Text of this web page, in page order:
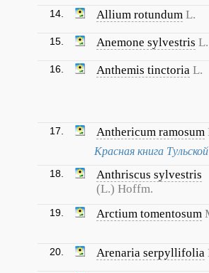
14. Allium rotundum L.
15. Anemone sylvestris L.
16. Anthemis tinctoria L.
17. Anthericum ramosum
Красная книга
18.
Anthriscus sylvestris
(L.) Hoffm.
19. Arctium tomentosum
20. Arenaria serpyllifolia